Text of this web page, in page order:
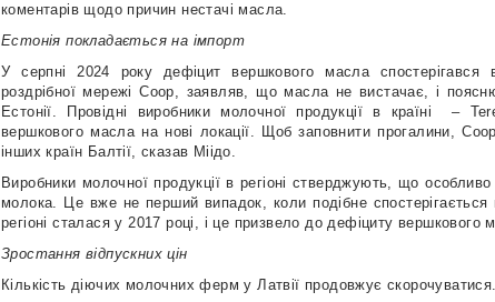
коментарів щодо причин нестачі масла.
Естонія покладається на імпорт
У серпні 2024 року дефіцит вершкового масла спостерігався
роздрібної мережі Coop, заявляв, що масла не вистачає, і
Естонії. Провідні виробники молочної продукції в країні
–
вершкового масла на нові локації. Щоб заповнити прогалини,
інших країн Балтії, сказав Міідо.
Виробники молочної продукції в регіоні стверджують, що
молока. Це вже не перший випадок, коли подібне
регіоні сталася у 2017 році, і це призвело до дефіциту вершкового
Зростання відпускних цін
Кількість діючих молочних ферм у Латвії продовжує скорочуватися.